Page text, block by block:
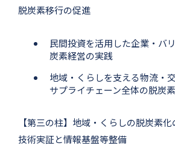
脱炭素移行の促進
民間投資を活用した企業・バ
炭素経営の実践
地域・くらしを支える物流・
サプライチェーン全体の脱炭
【第三の柱】地域・くらしの脱炭素
技術実証と情報基盤等整備